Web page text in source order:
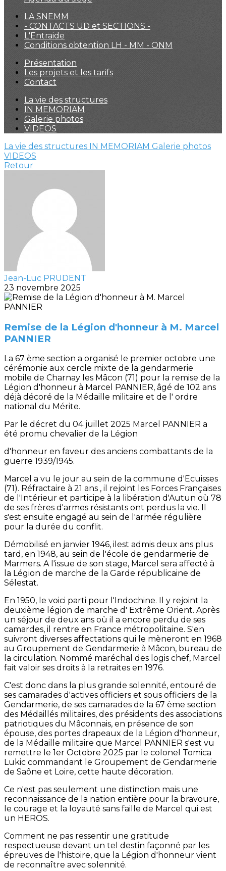
LA SNEMM
- CONTACTS UD et SECTIONS -
L'Entraide
Conditions obtention LH - MM - ONM
Présentation
Les projets et les tarifs
Contact
La vie des structures
IN MEMORIAM
Galerie photos
VIDEOS
La vie des structures IN MEMORIAM Galerie photos
VIDEOS
Retour
Jean-Luc PRUDENT
23 novembre 2025
Remise de la Légion d'honneur à M. Marcel
PANNIER
La 67 ème section a organisé le premier octobre une
cérémonie aux cercle mixte de la gendarmerie
mobile de Charnay les Mâcon (71) pour la remise de la
Légion d'honneur à Marcel PANNIER, âgé de 102 ans
déjà décoré de la Médaille militaire et de l' ordre
national du Mérite.
Par le décret du 04 juillet 2025 Marcel PANNIER a
été promu chevalier de la Légion
d'honneur en faveur des anciens combattants de la
guerre 1939/1945.
Marcel a vu le jour au sein de la commune d'Ecuisses
(71). Réfractaire à 21 ans , il rejoint les Forces Françaises
de l'Intérieur et participe à la libération d'Autun où 78
de ses frères d'armes résistants ont perdus la vie. Il
s'est ensuite engagé au sein de l'armée régulière
pour la durée du conflit.
Démobilisé en janvier 1946, ilest admis deux ans plus
tard, en 1948, au sein de l'école de gendarmerie de
Marmers. A l'issue de son stage, Marcel sera affecté à
la Légion de marche de la Garde républicaine de
Sélestat.
En 1950, le voici parti pour l'Indochine. Il y rejoint la
deuxième légion de marche d' Extrême Orient. Après
un séjour de deux ans où il a encore perdu de ses
camardes, il rentre en France métropolitaine. S'en
suivront diverses affectations qui le mèneront en 1968
au Groupement de Gendarmerie à Mâcon, bureau de
la circulation. Nommé maréchal des logis chef, Marcel
fait valoir ses droits à la retraites en 1976.
C'est donc dans la plus grande solennité, entouré de
ses camarades d'actives officiers et sous officiers de la
Gendarmerie, de ses camarades de la 67 ème section
des Médaillés militaires, des présidents des associations
patriotiques du Mâconnais, en présence de son
épouse, des portes drapeaux de la Légion d'honneur,
de la Médaille militaire que Marcel PANNIER s'est vu
remettre le 1er Octobre 2025 par le colonel Tomica
Lukic commandant le Groupement de Gendarmerie
de Saône et Loire, cette haute décoration.
Ce n'est pas seulement une distinction mais une
reconnaissance de la nation entière pour la bravoure,
le courage et la loyauté sans faille de Marcel qui est
un HEROS.
Comment ne pas ressentir une gratitude
respectueuse devant un tel destin façonné par les
épreuves de l'histoire, que la Légion d'honneur vient
de reconnaître avec solennité.